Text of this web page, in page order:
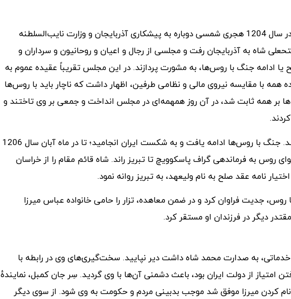
اما پس از سه سال معزولی و خانه نشینی، در سال 1204 هجری شمسی دوباره به پیشکاری آذربایجان و وزارت نایب‌السلطنه
هجری شمسی فتحعلی شاه به آذربایجان رفت و مجلسی از رجال و اعیان و روحانیون و سرداران و
یا ادامه جنگ با روس‌ها، به مشورت پردازند. در این مجلس تقریباً عقیده عموم به
همه با مقایسه نیروی مالی و نظامی طرفین، اظهار داشت که ناچار باید با روس‌ها
بر همه ثابت شد، در آن روز همهمه‌ای در مجلس انداخت و جمعی بر وی تاختند و
پس دوباره از کار برکنار و به خراسان اعزام شد. جنگ با روس‌ها ادامه یافت و به شکست ایران انجامید؛ تا در ماه آبان سال 1206
با نوامبر 1827 میلادی قوای روس به فرماندهی گراف پاسکوویچ تا تبریز راند. شاه قائم مقام را از خراسان
نامه عقد صلح به نام ولیعهد، به تبریز روانه نمود.
روس، جدیت فراوان کرد و در ضمن معاهده، تزار را حامی خانواده عباس میرزا
دیگر در فرزندان او مستقر کرد.
خدماتی، به صدارت محمد شاه داشت دیر نپایید. سخت‌گیری‌های وی در رابطه با
امتیاز از دولت ایران بود، باعث دشمنی آن‌ها با وی گردید. سِر جان کمبل، نمایندهٔ
کردن میرزا موفق شد موجب بدبینی مردم و حکومت به وی شود. از سوی دیگر